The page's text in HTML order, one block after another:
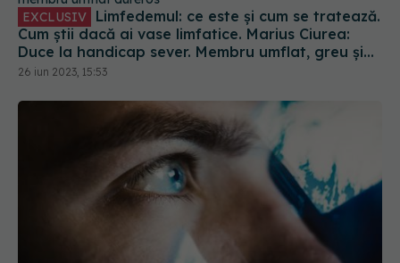
EXCLUSIV
Cum știi dacă ai vase limfatice. Marius Ciurea:
Duce la handicap sever. Membru umflat, greu și
dureros
26 iun 2023, 15:53